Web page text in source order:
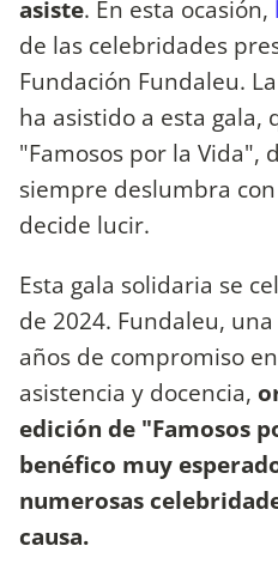
asiste. En esta ocasión,
de las celebridades
Fundación Fundaleu.
ha asistido a esta gala,
"Famosos por la Vida",
siempre deslumbra
decide lucir.
Esta gala solidaria se
de 2024. Fundaleu,
años de compromiso
asistencia y docencia,
edición de "Famosos
benéfico muy
numerosas
causa.